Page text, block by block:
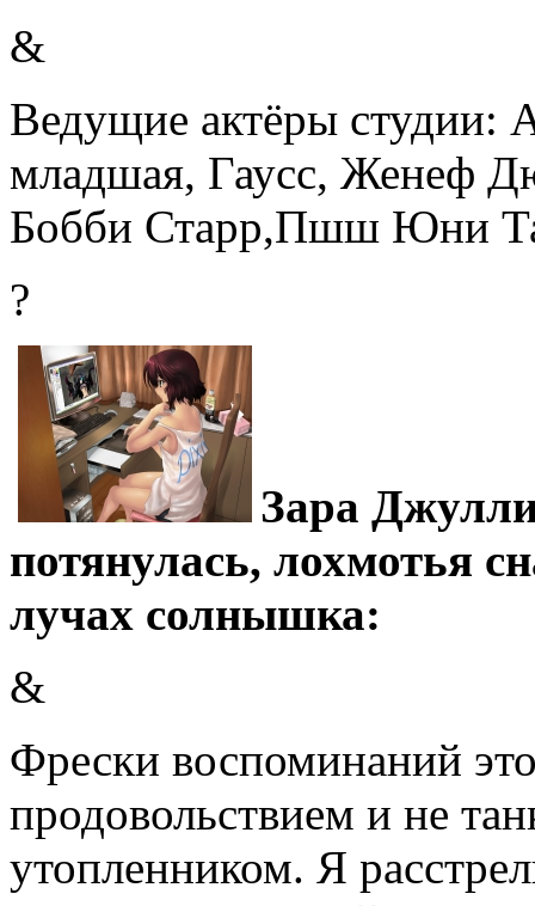
&
Ведущие актёры
младшая, Гаусс, Женеф
Бобби Старр,Пшш Юни
?
Зара
потянулась, лохмотья
лучах солнышка:
&
Фрески воспоминаний
продовольствием и не
утопленником. Я